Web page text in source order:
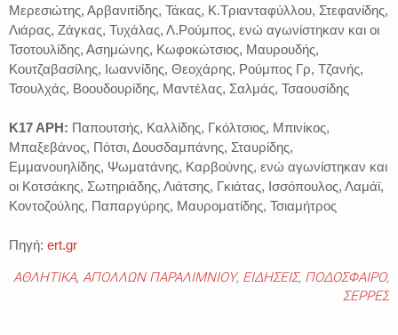
Μερεσιώτης, Αρβανιτίδης, Τάκας, Κ.Τριανταφύλλου, Στεφανίδης,
Λιάρας, Ζάγκας, Τυχάλας, Λ.Ρούμπος, ενώ αγωνίστηκαν και οι
Τσοτουλίδης, Ασημώνης, Κωφοκώτσιος, Μαυρουδής,
Κουτζαβασίλης, Ιωαννίδης, Θεοχάρης, Ρούμπος Γρ, Τζανής,
Τσουλχάς, Βοουδουρίδης, Μαντέλας, Σαλμάς, Τσαουσίδης
Κ17 ΑΡΗ: Παπουτσής, Καλλίδης, Γκόλτσιος, Μπινίκος,
Μπαξεβάνος, Πότσι, Δουσδαμπάνης, Σταυρίδης,
Εμμανουηλίδης, Ψωματάνης, Καρβούνης, ενώ αγωνίστηκαν και
οι Κοτσάκης, Σωτηριάδης, Λιάτσης, Γκιάτας, Ισσόπουλος, Λαμάϊ,
Κοντοζούλης, Παπαργύρης, Μαυροματίδης, Τσιαμήτρος
Πηγή: ert.gr
ΑΘΛΗΤΙΚΑ, ΑΠΟΛΛΩΝ ΠΑΡΑΛΙΜΝΙΟΥ, ΕΙΔΗΣΕΙΣ, ΠΟΔΟΣΦΑΙΡΟ,
ΣΕΡΡΕΣ